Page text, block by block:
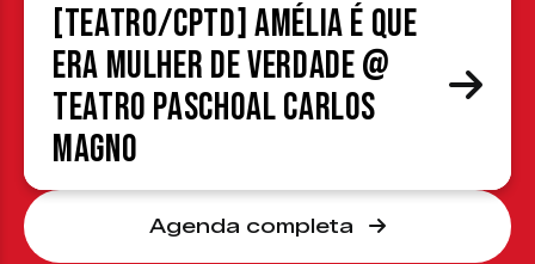
[TEATRO/CPTD] Amélia é que
era mulher de verdade @
Teatro Paschoal Carlos
Magno
Agenda completa